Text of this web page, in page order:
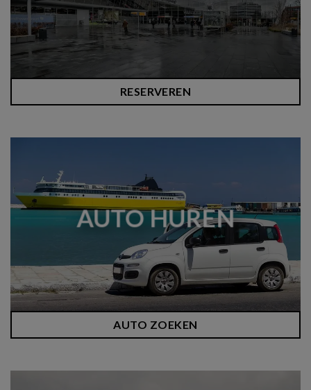
RESERVEREN
AUTO HUREN
AUTO ZOEKEN